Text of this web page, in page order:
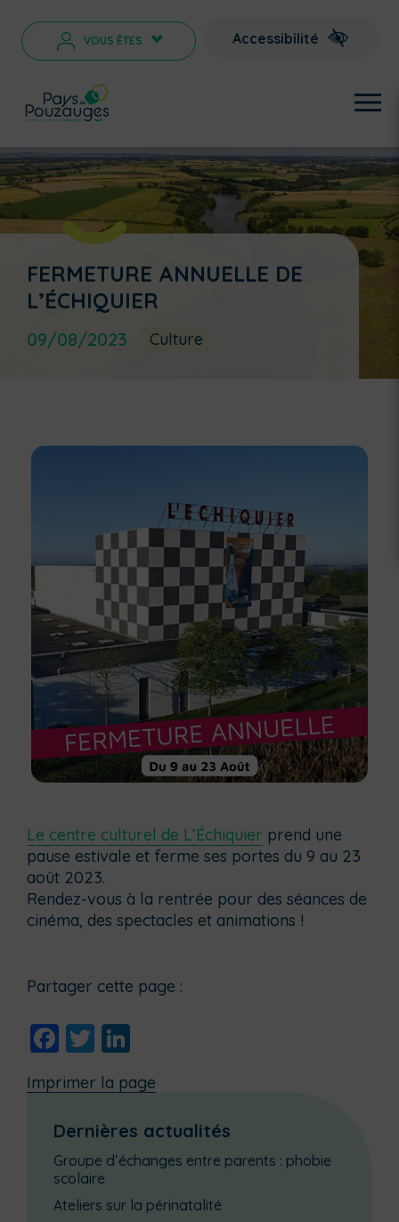
VOUS ÊTES > Accessibilité
FERMETURE ANNUELLE DE
L’ÉCHIQUIER
09/08/2023 Culture
Le centre culturel de L’Échiquier prend une
pause estivale et ferme ses portes du 9 au 23
août 2023.
Rendez-vous à la rentrée pour des séances de
cinéma, des spectacles et animations !
Partager cette page :
Facebook
Twitter
Imprimer la page
Dernières actualités
Groupe d’échanges entre parents : phobie
scolaire
Ateliers sur la périnatalité